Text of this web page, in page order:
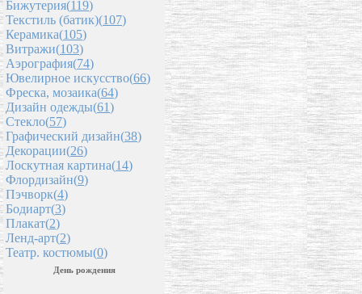
Бижутерия(119)
Текстиль (батик)(107)
Керамика(105)
Витражи(103)
Аэрография(74)
Ювелирное искусство(66)
Фреска, мозаика(64)
Дизайн одежды(61)
Стекло(57)
Графический дизайн(38)
Декорации(26)
Лоскутная картина(14)
Флордизайн(9)
Пэчворк(4)
Бодиарт(3)
Плакат(2)
Ленд-арт(2)
Театр. костюмы(0)
День рождения